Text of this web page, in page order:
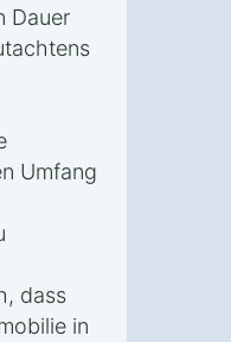
Dauer
Umfang
dass
in